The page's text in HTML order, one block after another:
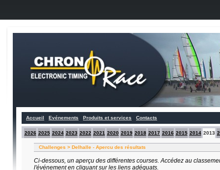
Accueil Evénements Produits et services Contacts
2026 2025 2024 2023 2022 2021 2020 2019 2018 2017 2016 2015 2014 2013
Challenges > Delhalle - Apercu des résultats
Ci-dessous, un aperçu des différentes courses. Accédez au
l'événement en cliquant sur les liens adéquats.